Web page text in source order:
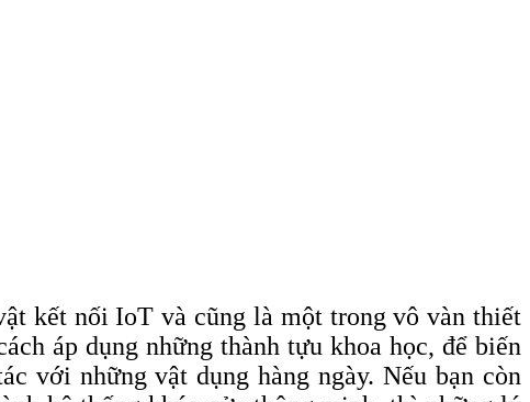
kết nối IoT và cũng là một trong vô vàn thiết
áp dụng những thành tựu khoa học, để biến
với những vật dụng hàng ngày. Nếu bạn còn